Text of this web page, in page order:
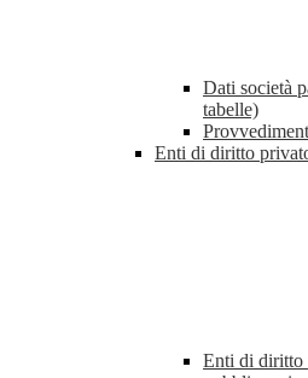
Dati società
tabelle)
Enti di diritto
Enti di diritto